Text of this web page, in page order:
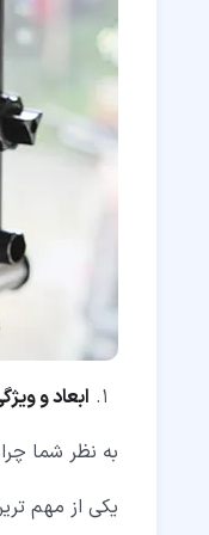
ابعاد و
به نظر شما
یکی از مهم